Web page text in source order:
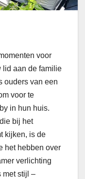
voor
lid aan de familie
ouders van een
voor te
in hun huis.
bij het
kijken, is de
het hebben over
verlichting
met stijl –